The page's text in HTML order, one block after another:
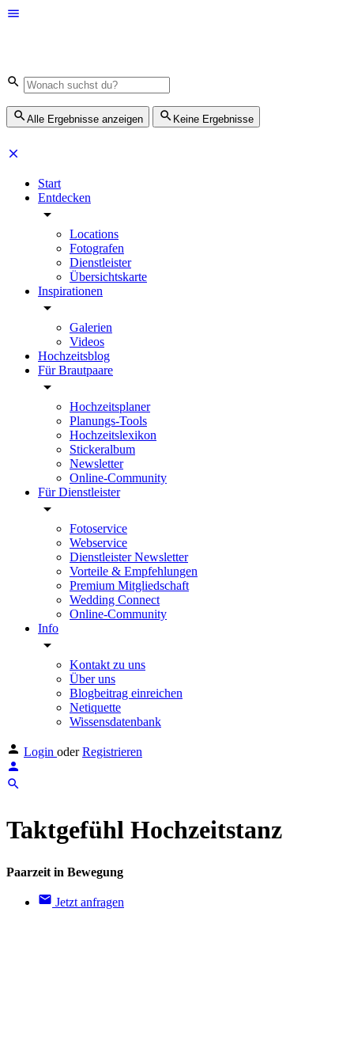
Alle Ergebnisse anzeigen Keine Ergebnisse
Start
Entdecken
Locations
Fotografen
Dienstleister
Übersichtskarte
Inspirationen
Galerien
Videos
Hochzeitsblog
Für Brautpaare
Hochzeitsplaner
Planungs-Tools
Hochzeitslexikon
Stickeralbum
Newsletter
Online-Community
Für Dienstleister
Fotoservice
Webservice
Dienstleister Newsletter
Vorteile & Empfehlungen
Premium Mitgliedschaft
Wedding Connect
Online-Community
Info
Kontakt zu uns
Über uns
Blogbeitrag einreichen
Netiquette
Wissensdatenbank
Login oder Registrieren
Taktgefühl Hochzeitstanz
Paarzeit in Bewegung
Jetzt anfragen